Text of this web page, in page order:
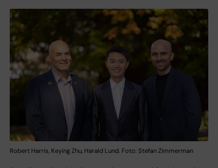
Robert Harris, Keying Zhu, Harald Lund. Foto: Stefan Zimmerman